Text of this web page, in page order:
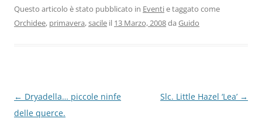
Questo articolo è stato pubblicato in Eventie taggato come
Orchidee, primavera,sacile il 13 Marzo, 2008da Guido
Navigazione
articolo
← Dryadella… piccole ninfe
delle querce.
Slc. Little Hazel ‘Lea’ →